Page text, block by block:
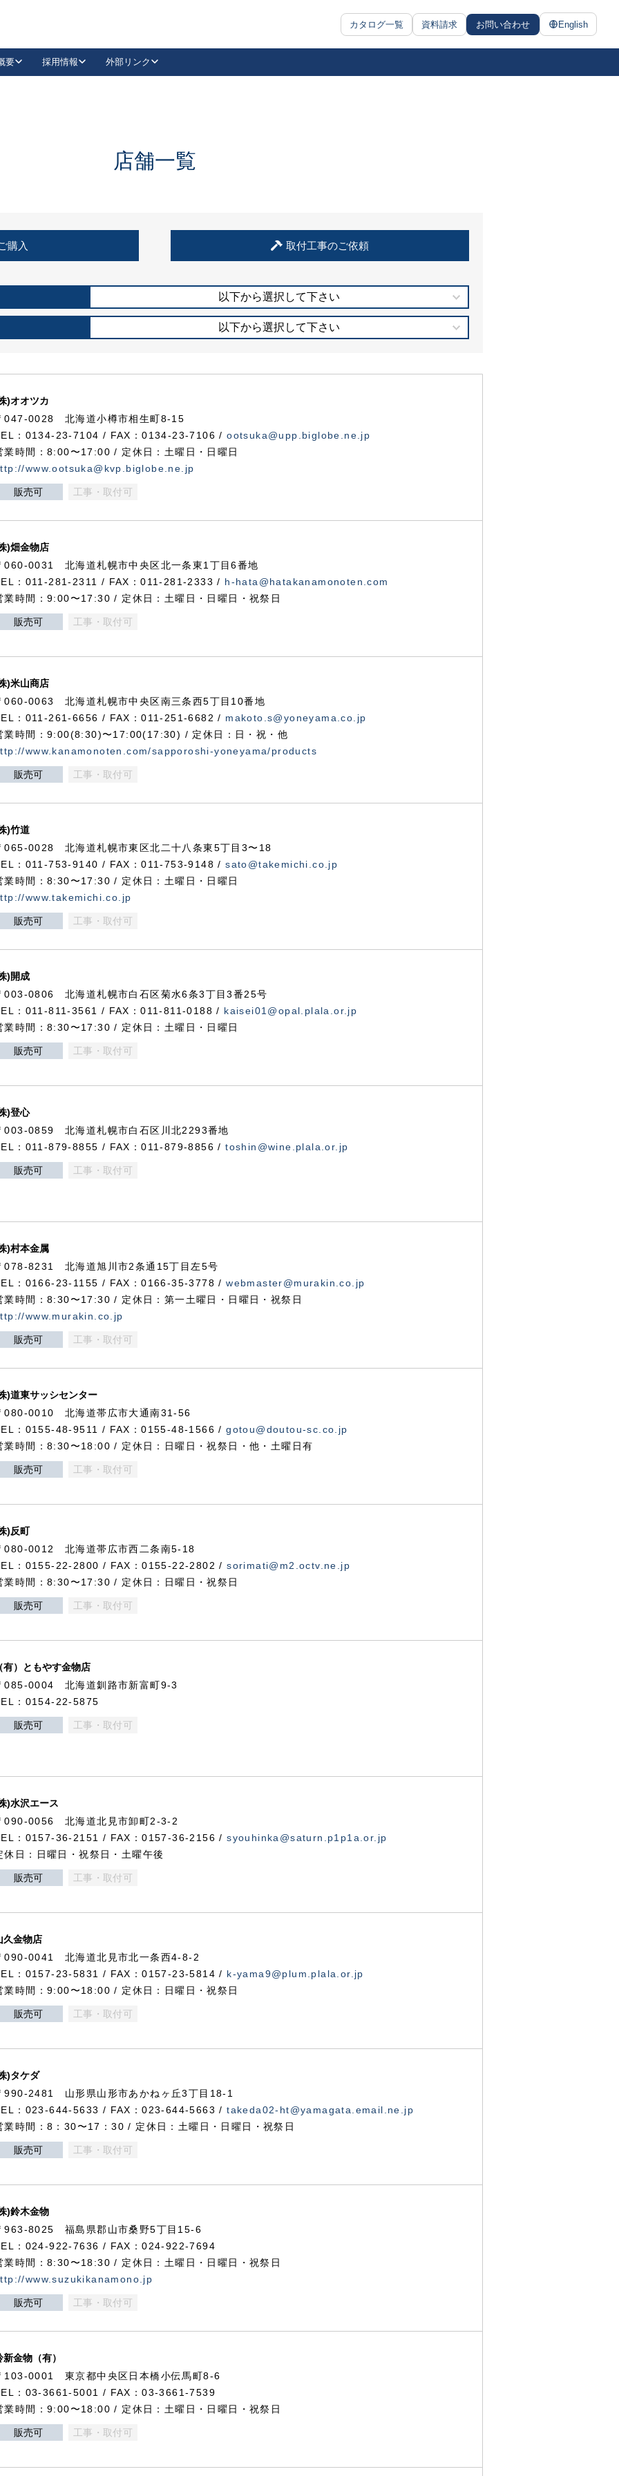
カタログ一覧 資料請求 お問い合わせ English
抗ウイルス・抗菌製品
要 採用情報 外部リンク
LinkedIn
住宅使用部材標準化推進協議会
店舗一覧
購入 取付工事のご依頼
以下から選択して下さい
以下から選択して下さい
)オオツカ
047-0028 北海道小樽市相生町8-15
：0134-23-7104 / FAX：0134-23-7106 /ootsuka@upp.biglobe.ne.jp
業時間：8:00〜17:00 / 定休日：土曜日・日曜日
www.ootsuka@kvp.biglobe.ne.jp
販売可 工事・取付可
)畑金物店
060-0031 北海道札幌市中央区北一条東1丁目6番地
：011-281-2311 / FAX：011-281-2333 / h-hata@hatakanamonoten.com
業時間：9:00〜17:30 / 定休日：土曜日・日曜日・祝祭日
販売可 工事・取付可
)米山商店
060-0063 北海道札幌市中央区南三条西5丁目10番地
：011-261-6656 / FAX：011-251-6682 / makoto.s@yoneyama.co.jp
業時間：9:00(8:30)〜17:00(17:30) / 定休日：日・祝・他
www.kanamonoten.com/sapporoshi-yoneyama/products
販売可 工事・取付可
)竹道
065-0028 北海道札幌市東区北二十八条東5丁目3〜18
：011-753-9140 / FAX：011-753-9148 /sato@takemichi.co.jp
業時間：8:30〜17:30 / 定休日：土曜日・日曜日
www.takemichi.co.jp
販売可 工事・取付可
)開成
003-0806 北海道札幌市白石区菊水6条3丁目3番25号
：011-811-3561 / FAX：011-811-0188 / kaisei01@opal.plala.or.jp
業時間：8:30〜17:30 / 定休日：土曜日・日曜日
販売可 工事・取付可
)登心
003-0859 北海道札幌市白石区川北2293番地
：011-879-8855 / FAX：011-879-8856 /toshin@wine.plala.or.jp
販売可 工事・取付可
)村本金属
078-8231 北海道旭川市2条通15丁目左5号
：0166-23-1155 / FAX：0166-35-3778 /webmaster@murakin.co.jp
業時間：8:30〜17:30 / 定休日：第一土曜日・日曜日・祝祭日
www.murakin.co.jp
販売可 工事・取付可
)道東サッシセンター
080-0010 北海道帯広市大通南31-56
：0155-48-9511 / FAX：0155-48-1566 /gotou@doutou-sc.co.jp
業時間：8:30〜18:00 / 定休日：日曜日・祝祭日・他・土曜日有
販売可 工事・取付可
)反町
080-0012 北海道帯広市西二条南5-18
：0155-22-2800 / FAX：0155-22-2802 /sorimati@m2.octv.ne.jp
業時間：8:30〜17:30 / 定休日：日曜日・祝祭日
販売可 工事・取付可
有）ともやす金物店
085-0004 北海道釧路市新富町9-3
：0154-22-5875
販売可 工事・取付可
)水沢エース
090-0056 北海道北見市卸町2-3-2
：0157-36-2151 / FAX：0157-36-2156 /syouhinka@saturn.p1p1a.or.jp
休日：日曜日・祝祭日・土曜午後
販売可 工事・取付可
久金物店
090-0041 北海道北見市北一条西4-8-2
：0157-23-5831 / FAX：0157-23-5814 / k-yama9@plum.plala.or.jp
業時間：9:00〜18:00 / 定休日：日曜日・祝祭日
販売可 工事・取付可
)タケダ
990-2481 山形県山形市あかねヶ丘3丁目18-1
：023-644-5633 / FAX：023-644-5663 /takeda02-ht@yamagata.email.ne.jp
業時間：8：30〜17：30 / 定休日：土曜日・日曜日・祝祭日
販売可 工事・取付可
)鈴木金物
963-8025 福島県郡山市桑野5丁目15-6
：024-922-7636 / FAX：024-922-7694
業時間：8:30〜18:30 / 定休日：土曜日・日曜日・祝祭日
www.suzukikanamono.jp
販売可 工事・取付可
新金物（有）
103-0001 東京都中央区日本橋小伝馬町8-6
：03-3661-5001 / FAX：03-3661-7539
業時間：9:00〜18:00 / 定休日：土曜日・日曜日・祝祭日
販売可 工事・取付可